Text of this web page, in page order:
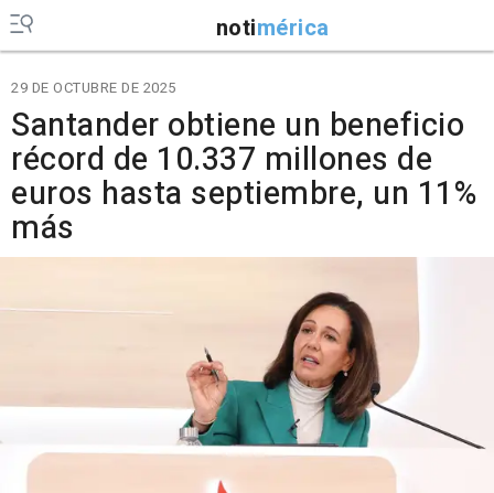
notimérica
29 DE OCTUBRE DE 2025
Santander obtiene un beneficio
récord de 10.337 millones de
euros hasta septiembre, un 11%
más